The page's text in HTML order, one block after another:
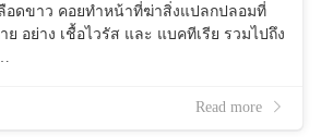
อดขาว คอยทำหน้าที่ฆ่าสิ่งแปลกปลอมที่
ย อย่าง เชื้อไวรัส และ แบคทีเรีย รวมไปถึง
Read more